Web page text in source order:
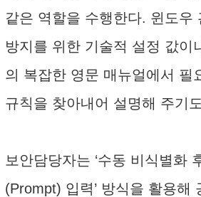
같은 역할을 수행한다. 윈도우
방지를 위한 기술적 설정 값이
의 복잡한 영문 매뉴얼에서 필
규칙을 찾아내어 설명해 주기
보안담당자는 ‘수동 비식별화
(Prompt) 입력’ 방식을 활용해